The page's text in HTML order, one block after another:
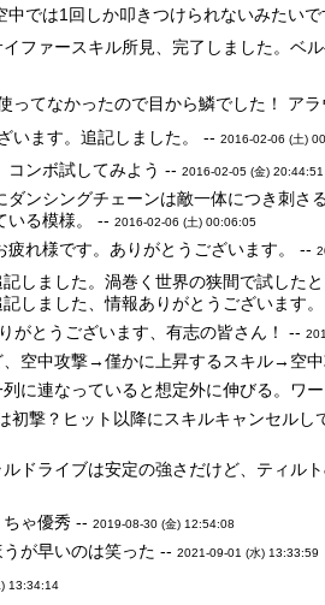
中では1回しか叩きつけられないみたい
イファースキル所見、完了しました。
ってなかったので目から鱗でした！ ア
います。追記しました。 --2016-02-06 (土)
ンボ試してみよう --2016-02-05 (金) 20:44:51
ダンシングチェーンは敵一体につき刺
いる模様。 --2016-02-06 (土) 00:06:05
疲れ様です。ありがとうございます。 --
しました。渦巻く世界の狭間で試し
しました、情報ありがとうございます
がとうございます、有志の皆さん！ --
、空中攻撃→僅かに上昇するスキル→空
に連なっていると想定外に伸びる。ワ
初撃？ヒット以降にスキルキャンセル
ドライブは安定の強さだけど、ティ
ちゃ優秀 --2019-08-30 (金) 12:54:08
うが早いのは笑った --2021-09-01 (水) 13:33:59
13:34:14